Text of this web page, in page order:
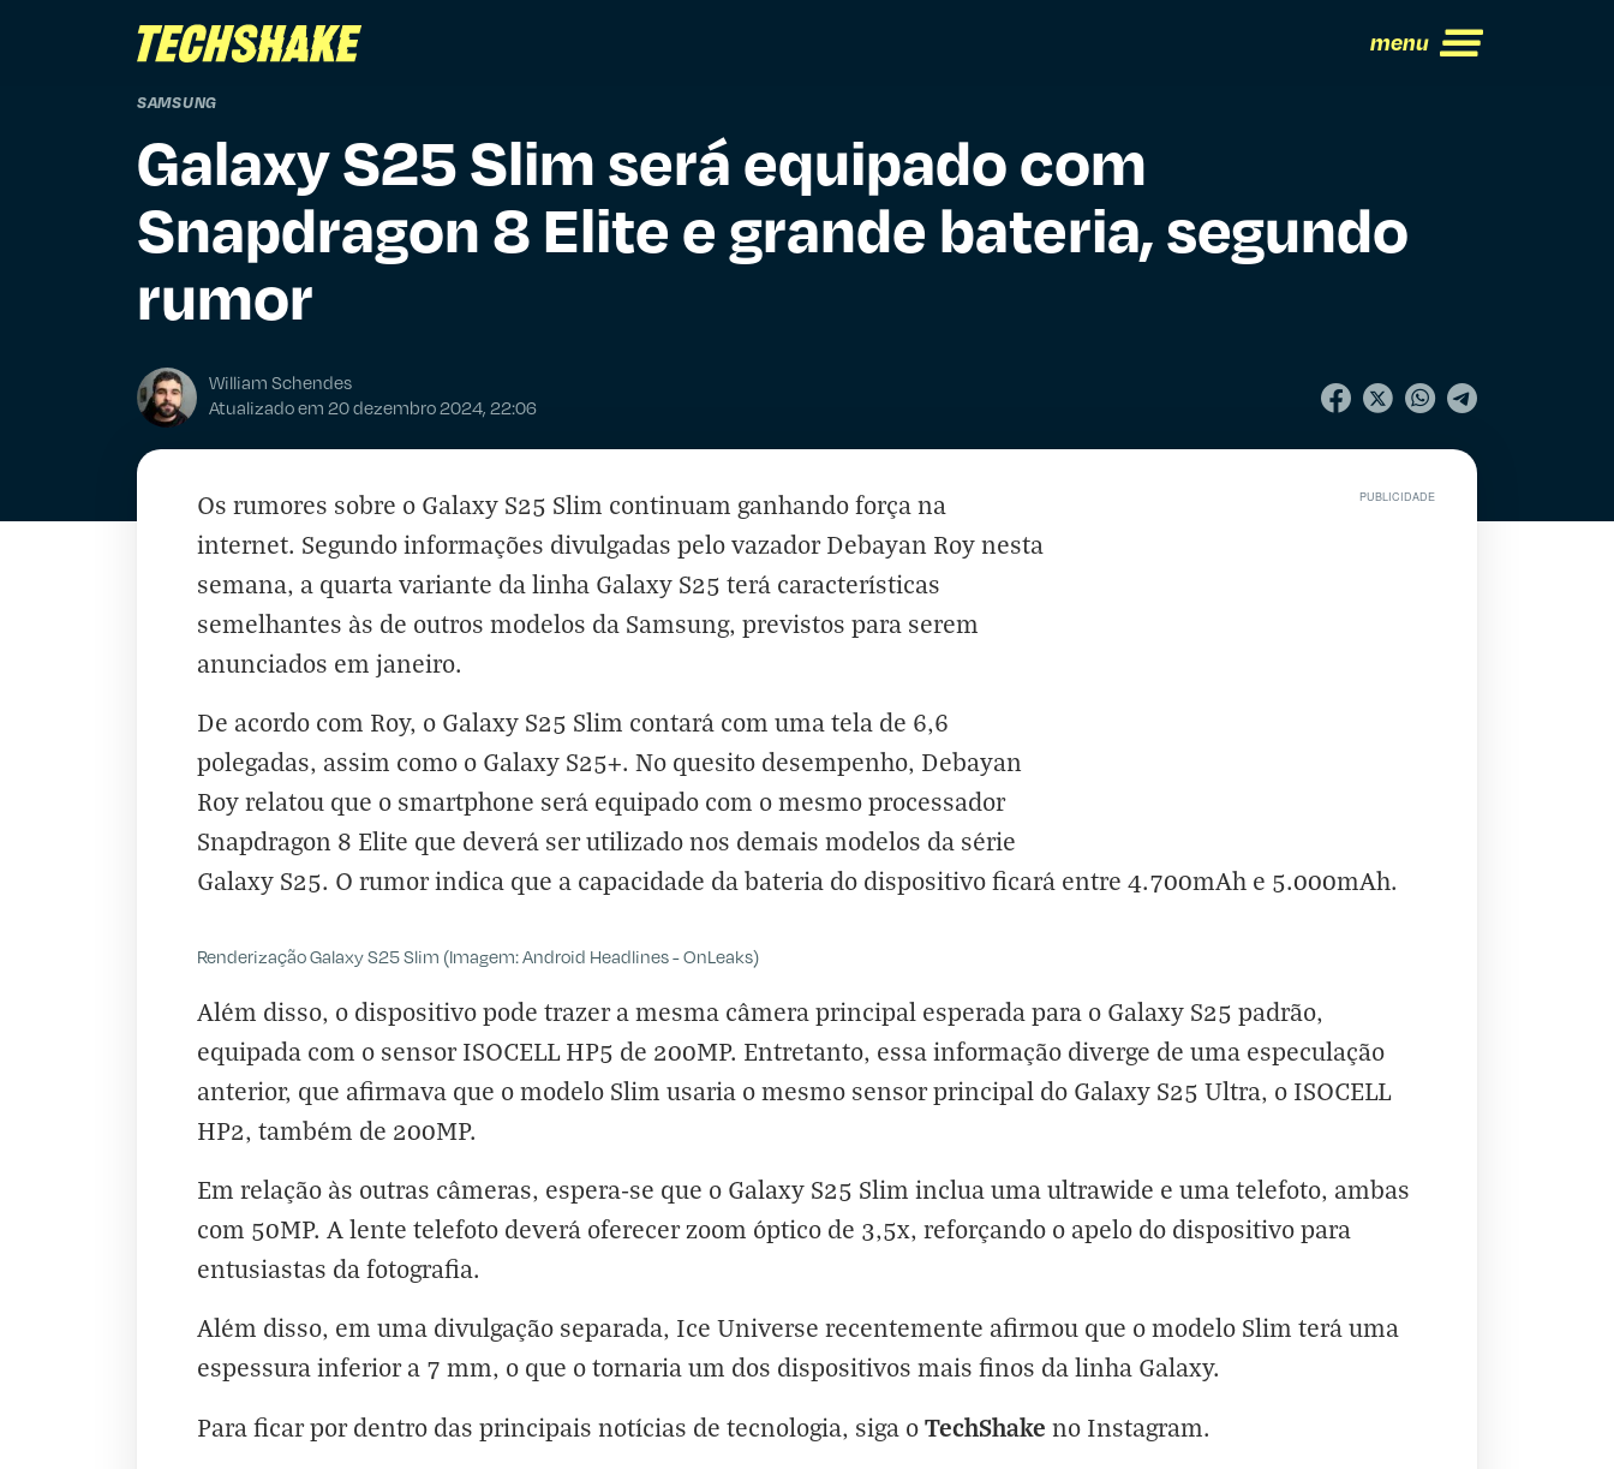
menu
SAMSUNG
Galaxy S25 Slim será equipado com
Snapdragon 8 Elite e grande bateria, segundo
rumor
William Schendes
Atualizado em 20 dezembro 2024, 22:06
Os rumores sobre o Galaxy S25 Slim continuam ganhando força na
internet. Segundo informações divulgadas pelo vazador Debayan Roy nesta
semana, a quarta variante da linha Galaxy S25 terá características
semelhantes às de outros modelos da Samsung, previstos para serem
anunciados em janeiro.
De acordo com Roy, o Galaxy S25 Slim contará com uma tela de 6,6
polegadas, assim como o Galaxy S25+. No quesito desempenho, Debayan
Roy relatou que o smartphone será equipado com o mesmo processador
Snapdragon 8 Elite que deverá ser utilizado nos demais modelos da série
Galaxy S25. O rumor indica que a capacidade da bateria do dispositivo ficará entre 4.700mAh e 5.000mAh.
Renderização Galaxy S25 Slim (Imagem: Android Headlines - OnLeaks)
Além disso, o dispositivo pode trazer a mesma câmera principal esperada para o Galaxy S25 padrão,
equipada com o sensor ISOCELL HP5 de 200MP. Entretanto, essa informação diverge de uma especulação
anterior, que afirmava que o modelo Slim usaria o mesmo sensor principal do Galaxy S25 Ultra, o ISOCELL
HP2, também de 200MP.
Em relação às outras câmeras, espera-se que o Galaxy S25 Slim inclua uma ultrawide e uma telefoto, ambas
com 50MP. A lente telefoto deverá oferecer zoom óptico de 3,5x, reforçando o apelo do dispositivo para
entusiastas da fotografia.
Além disso, em uma divulgação separada, Ice Universe recentemente afirmou que o modelo Slim terá uma
espessura inferior a 7 mm, o que o tornaria um dos dispositivos mais finos da linha Galaxy.
Para ficar por dentro das principais notícias de tecnologia, siga oTechShake no Instagram.